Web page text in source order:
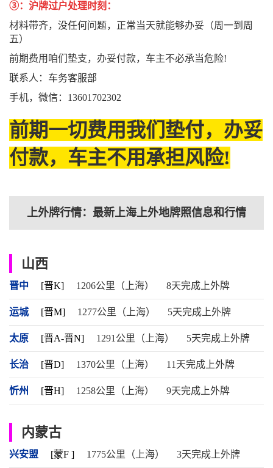
③：沪牌过户处理时刻：
材料带齐，没任何问题，正常当天就能够办妥（周一到周
五）
前期费用咱们垫支，办妥付款，车主不必承当危险!
联系人：车务客服部
手机，微信：13601702302
前期一切费用我们垫付，办妥
付款，车主不用承担风险!
上外牌行情：最新上海上外地牌照信息和行情
山西
晋中 [晋K] 1206公里（上海） 8天完成上外牌
运城 [晋M] 1277公里（上海） 5天完成上外牌
太原 [晋A-晋N] 1291公里（上海） 5天完成上外牌
长治 [晋D] 1370公里（上海） 11天完成上外牌
忻州 [晋H] 1258公里（上海） 9天完成上外牌
内蒙古
兴安盟 [蒙F ] 1775公里（上海） 3天完成上外牌